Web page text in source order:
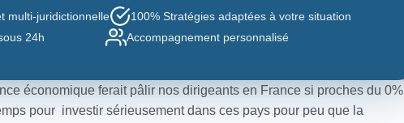
multi-juridictionnelle
100% Stratégies adaptées à votre situation
24h Accompagnement personnalisé
économique ferait pâlir nos dirigeants en France si proches du 0%
pour investir sérieusement dans ces pays pour peu que la